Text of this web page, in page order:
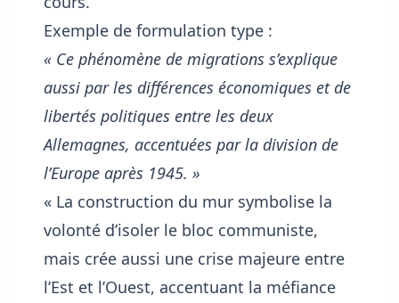
Exemple de formulation type :
« Ce phénomène de migrations s’explique
aussi par les différences économiques et de
libertés politiques entre les deux
Allemagnes, accentuées par la division de
l’Europe après 1945. »
« La construction du mur symbolise la
volonté d’isoler le bloc communiste,
mais crée aussi une crise majeure entre
l’Est et l’Ouest, accentuant la méfiance